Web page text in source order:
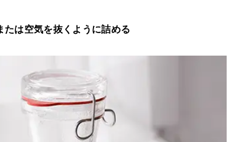
は空気を抜くように詰める